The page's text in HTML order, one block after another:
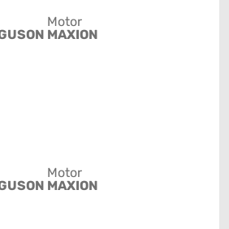
Motor
MAXION
Motor
MAXION